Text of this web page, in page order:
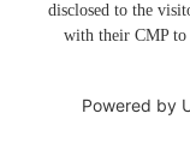
disclosed to the
with their CMP to
Powered by